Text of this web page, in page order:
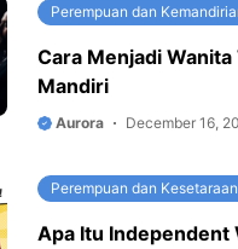
Perempuan dan
Cara Menjadi Wanita
Mandiri
Aurora December 16,
Perempuan dan Kesetaraan
Apa Itu Independent